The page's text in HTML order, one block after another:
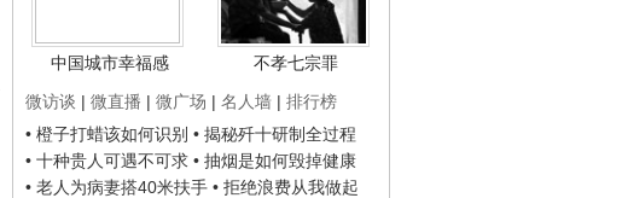
中国城市幸福感
不孝七宗罪
微访谈 | 微直播 | 微广场 | 名人墙 | 排行榜
• 橙子打蜡该如何识别 • 揭秘歼十研制全过程
• 十种贵人可遇不可求 • 抽烟是如何毁掉健康
• 老人为病妻搭40米扶手 • 拒绝浪费从我做起